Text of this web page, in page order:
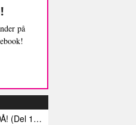
på
Avsnitt 211! Sista avsnittet! HEJ DÅ! (Del 1 och 2)